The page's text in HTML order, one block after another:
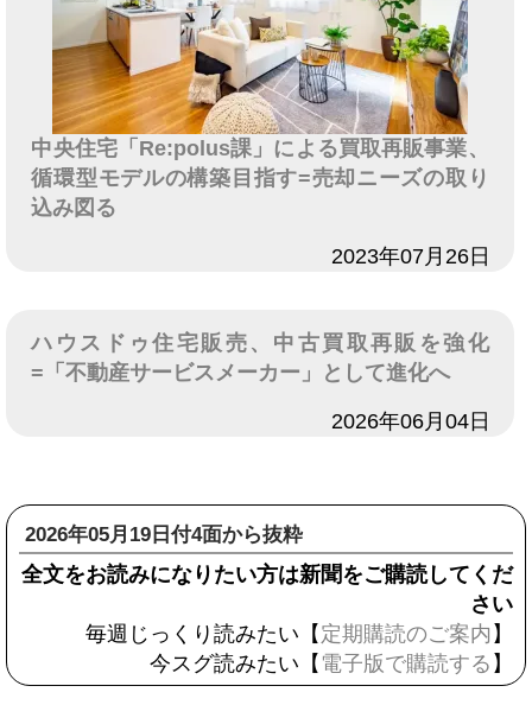
中央住宅「Re:polus課」による買取再販事業、
循環型モデルの構築目指す=売却ニーズの取り
込み図る
2023年07月26日
ハウスドゥ住宅販売、中古買取再販を強化
=「不動産サービスメーカー」として進化へ
2026年06月04日
2026年05月19日付4面から抜粋
全文をお読みになりたい方は新聞をご購読してくだ
さい
毎週じっくり読みたい【 定期購読のご案内 】
今スグ読みたい【 電子版で購読する 】